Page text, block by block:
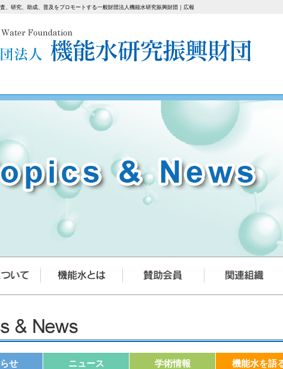
、研究、助成、普及をプロモートする一般財団法人機能水研究振興財団｜広報
せ ニュース 学術情報 機能水を語